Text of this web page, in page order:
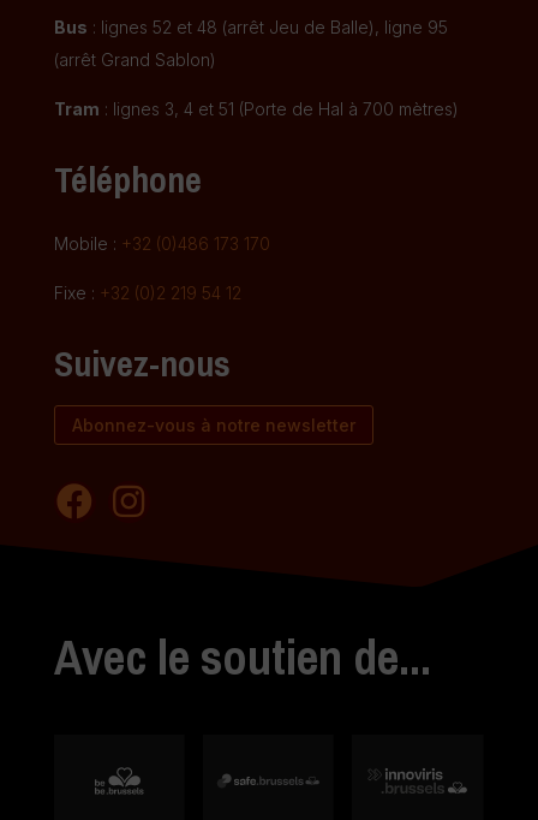
Bus : lignes 52 et 48 (arrêt Jeu de Balle), ligne 95
(arrêt Grand Sablon)
Tram : lignes 3, 4 et 51 (Porte de Hal à 700 mètres)
Téléphone
Mobile : +32 (0)486 173 170
Fixe : +32 (0)2 219 54 12
Suivez-nous
Abonnez-vous à notre newsletter
Avec le soutien de...